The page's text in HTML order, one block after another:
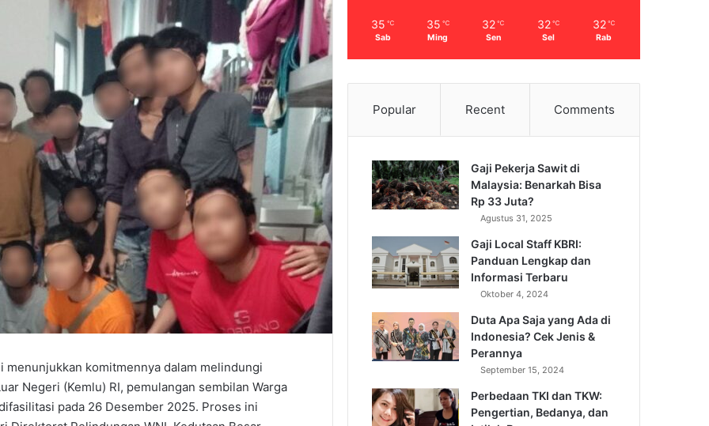
komitmennya dalam melindungi
Negeri (Kemlu) RI, pemulangan sembilan Warga
pada 26 Desember 2025. Proses ini
35 ℃
Sab
35 ℃
Ming
32 ℃
Sen
32 ℃
Sel
32 ℃
Rab
Popular Recent Comments
Gaji Pekerja Sawit di
Malaysia: Benarkah Bisa
Rp 33 Juta?
Agustus 31, 2025
Gaji Local Staff KBRI:
Panduan Lengkap dan
Informasi Terbaru
Oktober 4, 2024
Duta Apa Saja yang Ada di
Indonesia? Cek Jenis &
Perannya
September 15, 2024
Perbedaan TKI dan TKW:
Pengertian, Bedanya, dan